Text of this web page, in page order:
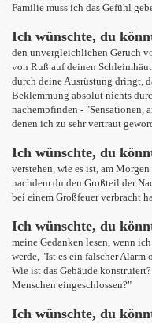
Familie muss ich das Gefühl
Ich wünschte, du
den unvergleichlichen Geruch
von Ruß auf deinen
durch deine Ausrüstung dringt,
Beklemmung absolut nichts
nachempfinden - "Sensationen,
denen ich zu sehr vertraut
Ich wünschte, du
verstehen, wie es ist, am
nachdem du den Großteil der
bei einem Großfeuer verbracht
Ich wünschte, du
meine Gedanken lesen, wenn
werde, "Ist es ein falscher Alarm
Wie ist das Gebäude
Menschen eingeschlossen?"
Ich wünschte, du